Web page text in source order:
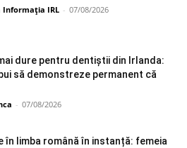
Informația IRL - 07/08/2026
dure pentru dentiștii din Irlanda:
să demonstreze permanent că
- 07/08/2026
în limba română în instanță: femeia